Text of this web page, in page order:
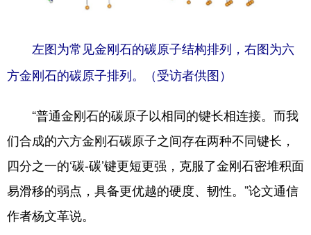
Русский язык
Deutsch Português
左图为常见金刚石的碳原子结构排列，右图为六
方金刚石的碳原子排列。（受访者供图）
“普通金刚石的碳原子以相同的键长相连接。而我
们合成的六方金刚石碳原子之间存在两种不同键长，
四分之一的‘碳-碳’键更短更强，克服了金刚石密堆积面
易滑移的弱点，具备更优越的硬度、韧性。”论文通信
作者杨文革说。